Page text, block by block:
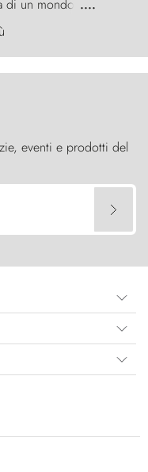
di un mondo
la natura con
Paine sfidano il
di pietra.
....
eventi e prodotti del